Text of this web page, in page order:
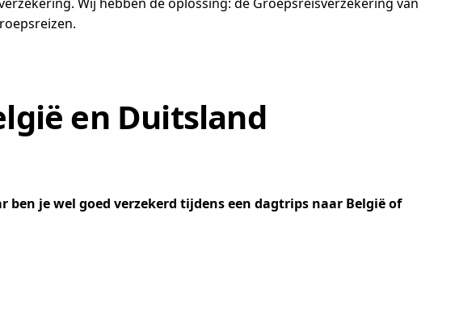
en Duitsland
je wel goed verzekerd tijdens een dagtrips naar België of